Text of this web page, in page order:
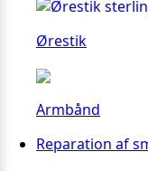
Ørestik
Armbånd
Reparation af